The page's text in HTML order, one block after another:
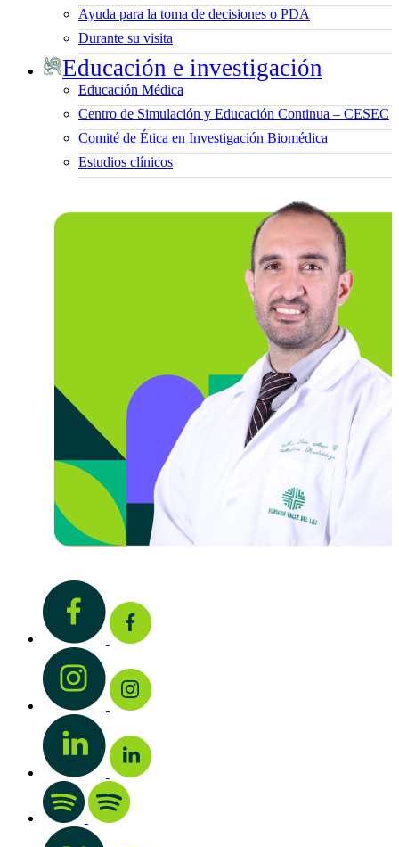
Ayuda para la toma de decisiones o PDA
Durante su visita
Educación e investigación
Educación Médica
Centro de Simulación y Educación Continua – CESEC
Comité de Ética en Investigación Biomédica
Estudios clínicos